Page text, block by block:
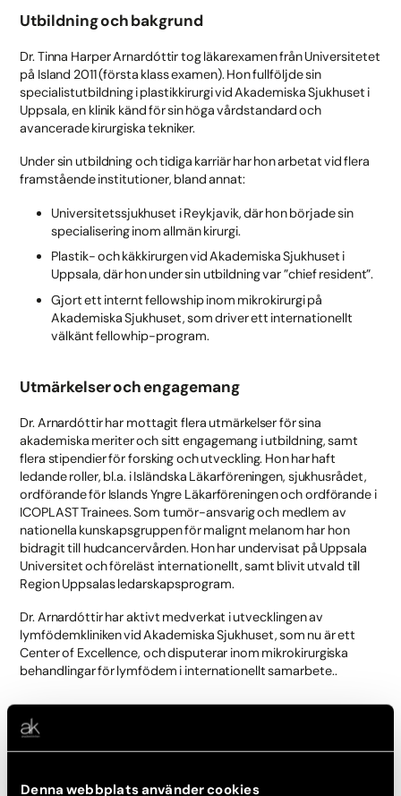
Denna webbplats använder cookies
Utbildning och bakgrund
Dr. Tinna Harper Arnardóttir tog läkarexamen från Universitetet
på Island 2011 (första klass examen). Hon fullföljde sin
specialistutbildning i plastikkirurgi vid Akademiska Sjukhuset i
Uppsala, en klinik känd för sin höga vårdstandard och
avancerade kirurgiska tekniker.
Under sin utbildning och tidiga karriär har hon arbetat vid flera
framstående institutioner, bland annat:
Universitetssjukhuset i Reykjavik, där hon började sin
specialisering inom allmän kirurgi.
Plastik- och käkkirurgen vid Akademiska Sjukhuset i
Uppsala, där hon under sin utbildning var ”chief resident”.
Gjort ett internt fellowship inom mikrokirurgi på
Akademiska Sjukhuset, som driver ett internationellt
välkänt fellowhip-program.
Utmärkelser och engagemang
Dr. Arnardóttir har mottagit flera utmärkelser för sina
akademiska meriter och sitt engagemang i utbildning, samt
flera stipendier för forsking och utveckling. Hon har haft
ledande roller, bl.a. i Isländska Läkarföreningen, sjukhusrådet,
ordförande för Islands Yngre Läkarföreningen och ordförande i
ICOPLAST Trainees. Som tumör-ansvarig och medlem av
nationella kunskapsgruppen för malignt melanom har hon
bidragit till hudcancervården. Hon har undervisat på Uppsala
Universitet och föreläst internationellt, samt blivit utvald till
Region Uppsalas ledarskapsprogram.
Dr. Arnardóttir har aktivt medverkat i utvecklingen av
lymfödemkliniken vid Akademiska Sjukhuset, som nu är ett
Center of Excellence, och disputerar inom mikrokirurgiska
behandlingar för lymfödem i internationellt samarbete..
Estetisk specialisering
Dr. Arnardóttir har en bred kompetens inom plastikkirurgi, med